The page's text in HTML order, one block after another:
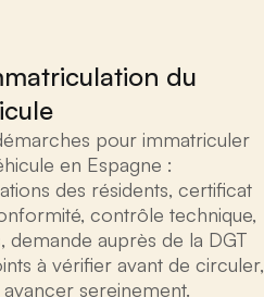
du
pour immatriculer
en Espagne :
des résidents, certificat
contrôle technique,
demande auprès de la DGT
à vérifier avant de circuler,
sereinement.